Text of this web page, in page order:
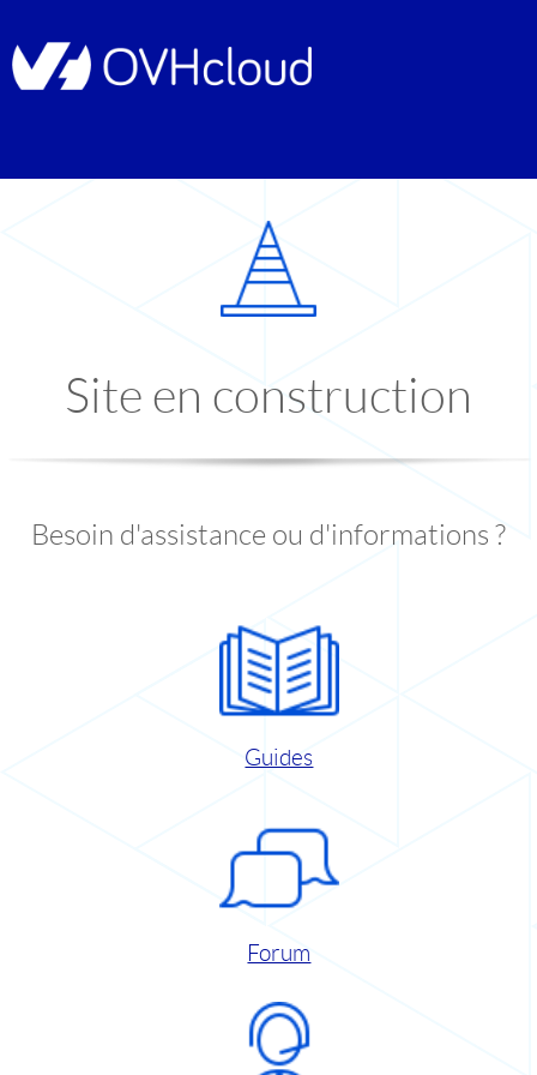
Site en construction
Besoin d'assistance ou d'informations ?
Guides
Forum